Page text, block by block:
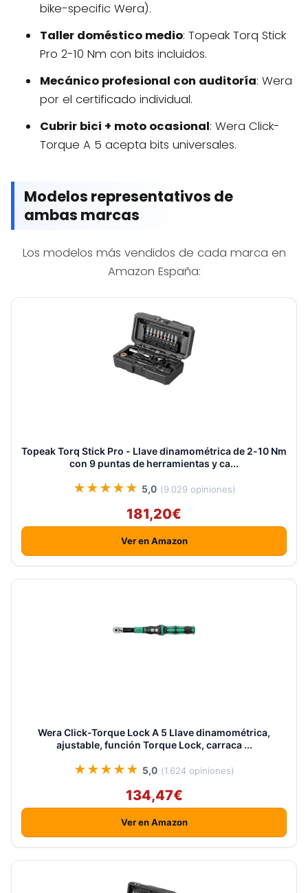
bike-specific Wera).
Taller doméstico medio: Topeak Torq Stick
Pro 2-10 Nm con bits incluidos.
Mecánico profesional con auditoría: Wera
por el certificado individual.
Cubrir bici + moto ocasional: Wera Click-
Torque A 5 acepta bits universales.
Modelos representativos de
ambas marcas
Los modelos más vendidos de cada marca en
Amazon España:
Topeak Torq Stick Pro - Llave dinamométrica de 2-10 Nm
con 9 puntas de herramientas y ca...
★★★★★ 5,0 (9.029 opiniones)
181,20€
Ver en Amazon
Wera Click-Torque Lock A 5 Llave dinamométrica,
ajustable, función Torque Lock, carraca ...
★★★★★ 5,0 (1.624 opiniones)
134,47€
Ver en Amazon